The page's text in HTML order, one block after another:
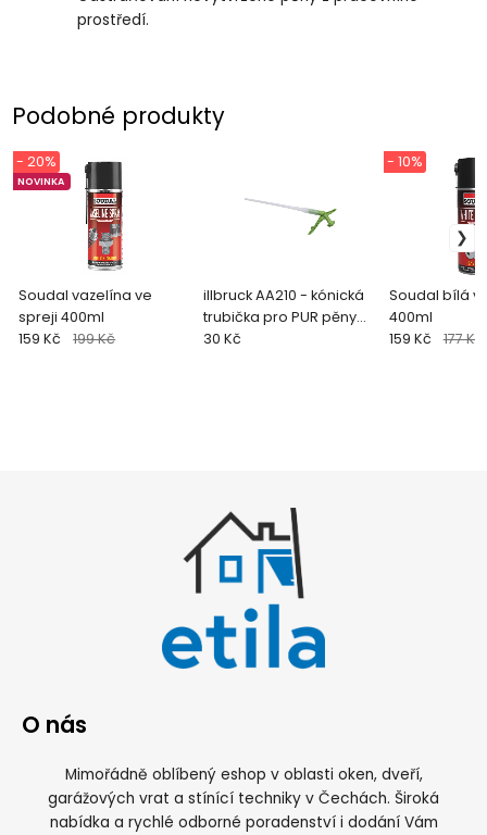
prostředí.
Podobné produkty
Soudal vazelína ve
spreji 400ml
NOVINKA
- 20%
159 Kč 199 Kč
illbruck AA210 - kónická
trubička pro PUR pěny
illbruck
30 Kč
Soudal bílá
400ml
- 10%
159 Kč 177 Kč
O nás
Mimořádně oblíbený eshop v oblasti oken, dveří,
garážových vrat a stínící techniky v Čechách. Široká
nabídka a rychlé odborné poradenství i dodání Vám